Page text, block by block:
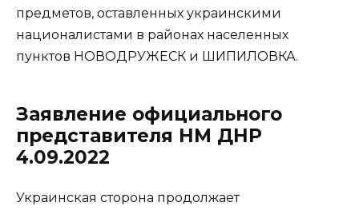
предметов, оставленных украинскими
националистами в районах населенных
пунктов НОВОДРУЖЕСК и ШИПИЛОВКА.
Заявление официального
представителя НМ ДНР
4.09.2022
Украинская сторона продолжает